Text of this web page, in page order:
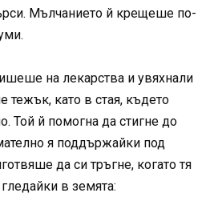
Мълчанието й крещеше по-
на лекарства и увяхнали
тежък, като в стая, където
Той й помогна да стигне до
я поддържайки под
да си тръгне, когато тя
в земята: